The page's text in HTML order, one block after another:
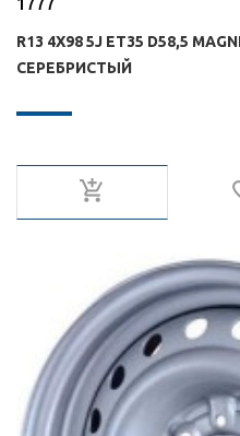
R13 4X98 5J ET35 D58,5
СЕРЕБРИСТЫЙ